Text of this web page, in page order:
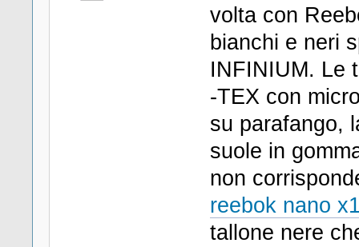
volta con
bianchi e neri
INFINIUM. Le
-TEX con
su parafango,
suole in
non
reebok nano
tallone nere